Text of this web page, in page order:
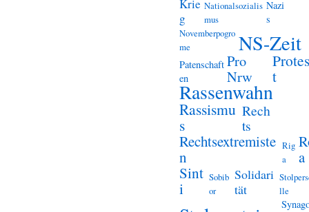
Krie
g
Nationalsozialis
mus
Nazi
s
Novemberpogro
me
NS-Zeit
Patenschaft
en
Pro
Nrw
Protes
t
Rassenwahn
Rassismu
s
Rech
ts
Rechtsextremiste
n
Rig
a
a
Sint
i
Sobib
or
Solidari
tät
lle